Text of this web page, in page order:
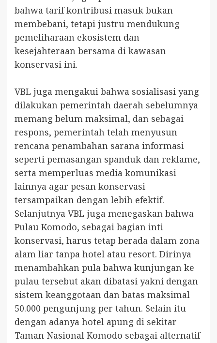
bahwa tarif kontribusi masuk bukan
membebani, tetapi justru mendukung
pemeliharaan ekosistem dan
kesejahteraan bersama di kawasan
konservasi ini.
VBL juga mengakui bahwa sosialisasi yang
dilakukan pemerintah daerah sebelumnya
memang belum maksimal, dan sebagai
respons, pemerintah telah menyusun
rencana penambahan sarana informasi
seperti pemasangan spanduk dan reklame,
serta memperluas media komunikasi
lainnya agar pesan konservasi
tersampaikan dengan lebih efektif.
Selanjutnya VBL juga menegaskan bahwa
Pulau Komodo, sebagai bagian inti
konservasi, harus tetap berada dalam zona
alam liar tanpa hotel atau resort. Dirinya
menambahkan pula bahwa kunjungan ke
pulau tersebut akan dibatasi yakni dengan
sistem keanggotaan dan batas maksimal
50.000 pengunjung per tahun. Selain itu
dengan adanya hotel apung di sekitar
Taman Nasional Komodo sebagai alternatif